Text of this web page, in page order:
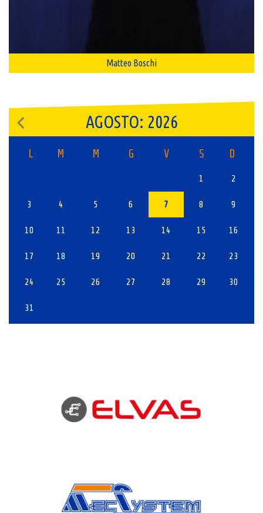
Matteo Boschi
AGOSTO: 2026
L M M G V S D
1 2
3 4 5 6 7 8 9
10 11 12 13 14 15 16
17 18 19 20 21 22 23
24 25 26 27 28 29 30
31